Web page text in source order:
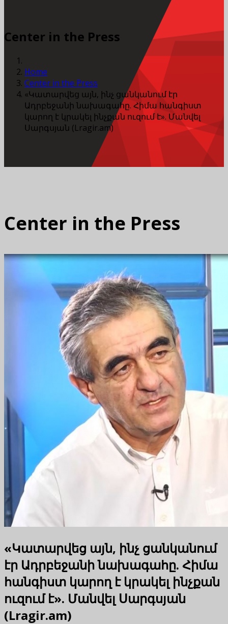
Center in the Press
Home
Center in the Press
«Կատարվեց այն, ինչ ցանկանում էր
Ադրբեջանի նախագահը. Հիմա հանգիստ
կարող է կրակել ինչքան ուզում է». Մանվել
Սարգսյան (Lragir.am)
Center in the Press
«Կատարվեց այն, ինչ ցանկանում
էր Ադրբեջանի նախագահը. Հիմա
հանգիստ կարող է կրակել ինչքան
ուզում է». Մանվել Սարգսյան
(Lragir.am)